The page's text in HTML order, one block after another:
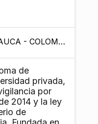
- COLOMBIA
de
privada,
por
2014 y la ley
de